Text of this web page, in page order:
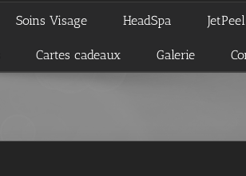
Soins Visage HeadSpa
Cartes cadeaux Galerie